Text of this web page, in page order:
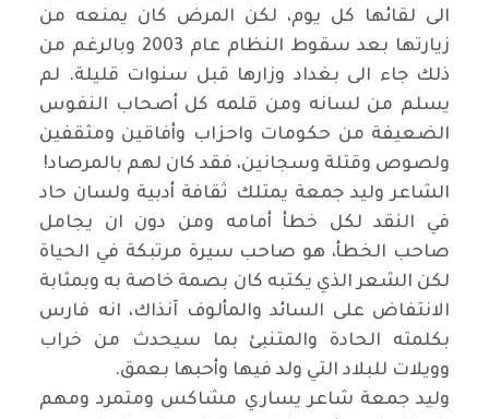
الى لقائها كل يوم، لكن المرض كان يمنعه من
زيارتها بعد سقوط النظام عام 2003 وبالرغم من
ذلك جاء الى بغداد وزارها قبل سنوات قليلة. لم
يسلم من لسانه ومن قلمه كل أصحاب النفوس
الضعيفة من حكومات واحزاب وأفاقين ومثقفين
ولصوص وقتلة وسجانين، فقد كان لهم بالمرصاد!
الشاعر وليد جمعة يمتلك ثقافة أدبية ولسان حاد
في النقد لكل خطأ أمامه ومن دون ان يجامل
صاحب الخطأ، هو صاحب سيرة مرتبكة في الحياة
لكن الشعر الذي يكتبه كان بصمة خاصة به وبمثابة
الانتفاض على السائد والمألوف آنذاك، انه فارس
بكلمته الحادة والمتنبئ بما سيحدث من خراب
وويلات للبلاد التي ولد فيها وأحبها بعمق.
وليد جمعة شاعر يساري مشاكس ومتمرد ومهم